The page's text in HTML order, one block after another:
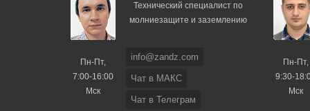
Пн-Пт,
7:00-16:00
Мск
Технический специалист по
молниезащите и заземлению
info@zandz.com
Чат в МАКС
Чат в Телеграм
Пн-Пт,
9:30-
Мск